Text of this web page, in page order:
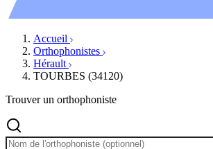
Accueil
Orthophonistes
Hérault
TOURBES (34120)
Trouver un orthophoniste